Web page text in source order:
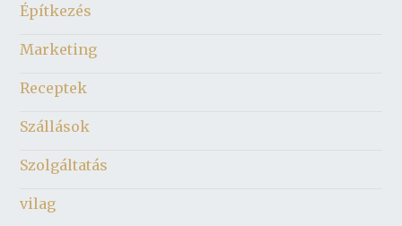
Építkezés
Marketing
Receptek
Szállások
Szolgáltatás
vilag